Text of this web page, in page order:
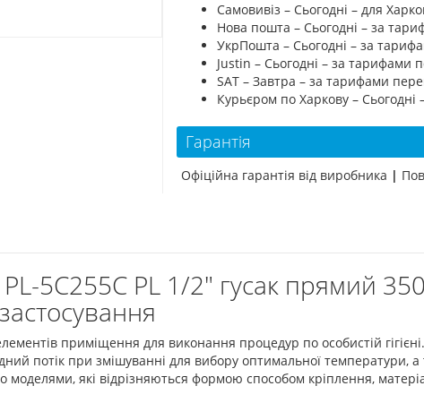
Самовивіз – Сьогодні – для
Нова пошта – Сьогодні – за
УкрПошта – Сьогодні – за
Justin – Сьогодні – за тарифами
SAT – Завтра – за тарифами
Курьєром по Харкову –
Гарантія
Офіційна гарантія від виробника |
5C255C PL 1/2" гусак прямий
приміщення для виконання процедур по особистій
потік при змішуванні для вибору оптимальної температури,
які відрізняються формою способом кріплення,